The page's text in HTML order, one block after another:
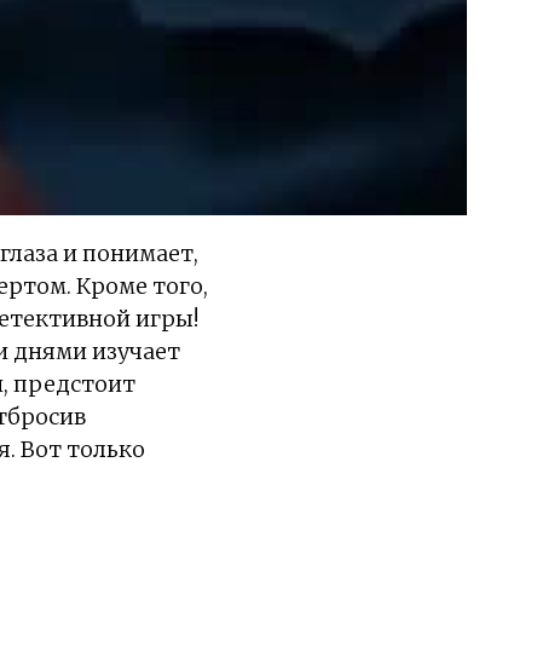
и понимает,
Кроме того,
игры!
днями изучает
предстоит
Вот только